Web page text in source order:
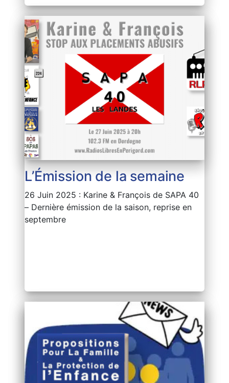
L’Émission de la semaine
26 Juin 2025 : Karine & François de SAPA 40
– Dernière émission de la saison, reprise en
septembre